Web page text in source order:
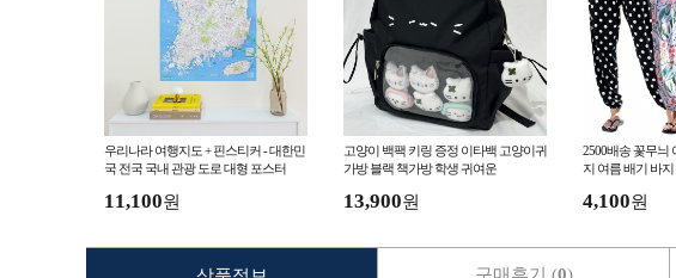
우리나라 여행지도 + 핀스티커 - 대한민
국 전국 국내 관광 도로 대형 포스터
11,100원
고양이 백팩 키링 증정 이타백 고양이귀
가방 블랙 책가방 학생 귀여운
13,900원
2500배송 꽃무늬
지 여름 배기 바
4,100원